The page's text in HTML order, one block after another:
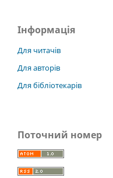
Інформація
Для читачів
Для авторів
Для бібліотекарів
Поточний номер